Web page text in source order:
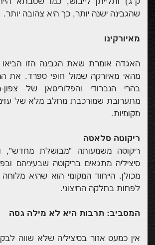
שהגבינה ישנה יותר, כך היא צהובה יותר.
מאיורקינו
האגדה אומרת שאת הגבינה הזו הביאו
מהאי מאיורקה שמול חופי ספרד. את
בהרי הנברודי והפלוריטאן של
מתערובת שמורכבת מחלב מלא של
מקומיות.
ריקוטה סלאטה
ריקוטה משמעותה "מבושלת
סיציליה מתגאים בריקוטה שבעיניהם
מכולן. הייחוד המקומי הוא שהיא מלוחה
לפחות בחלקה החיצוני.
המסביב: תרבות היא לא מילה גסה
אין כמעט אזור בסיציליה שלא שווה